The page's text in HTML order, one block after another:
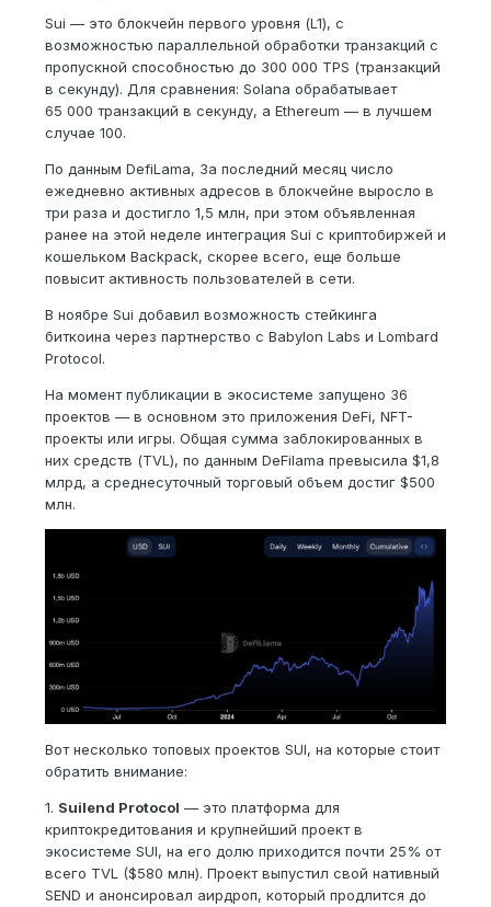
Sui — это блокчейн первого уровня (L1), с
возможностью параллельной обработки транзакций с
пропускной способностью до 300 000 TPS (транзакций
в секунду). Для сравнения: Solana обрабатывает
65 000 транзакций в секунду, а Ethereum — в лучшем
случае 100.
По данным DefiLama, За последний месяц число
ежедневно активных адресов в блокчейне выросло в
три раза и достигло 1,5 млн, при этом объявленная
ранее на этой неделе интеграция Sui с криптобиржей и
кошельком Backpack, скорее всего, еще больше
повысит активность пользователей в сети.
В ноябре Sui добавил возможность стейкинга
биткоина через партнерство с Babylon Labs и Lombard
Protocol.
На момент публикации в экосистеме запущено 36
проектов — в основном это приложения DeFi, NFT-
проекты или игры. Общая сумма заблокированных в
них средств (TVL), по данным DeFilama превысила $1,8
млрд, а среднесуточный торговый объем достиг $500
млн.
Вот несколько топовых проектов SUI, на которые стоит
обратить внимание:
1. Suilend Protocol — это платформа для
криптокредитования и крупнейший проект в
экосистеме SUI, на его долю приходится почти 25% от
всего TVL ($580 млн). Проект выпустил свой нативный
SEND и анонсировал аирдроп, который продлится до